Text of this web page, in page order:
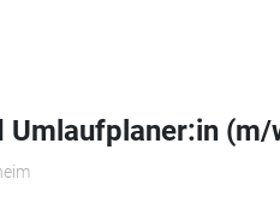
Umlaufplaner:in